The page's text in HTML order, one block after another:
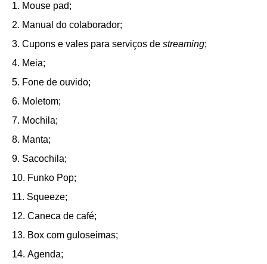
Mouse pad;
Manual do colaborador;
Cupons e vales para serviços de streaming;
Meia;
Fone de ouvido;
Moletom;
Mochila;
Manta;
Sacochila;
Funko Pop;
Squeeze;
Caneca de café;
Box com guloseimas;
Agenda;